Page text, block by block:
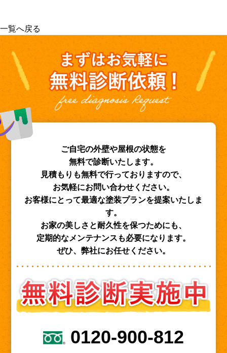
一覧へ戻る
ご自宅の外壁や屋根の状態を
無料で診断いたします。
見積もりも無料で行っておりますので、
お気軽にお問い合わせください。
お客様にとって最適な塗装プランを提案いたしま
す。
お家の美しさと耐久性を保つためにも、
定期的なメンテナンスも必要になります。
ぜひ、弊社にお任せください。
0120-900-812